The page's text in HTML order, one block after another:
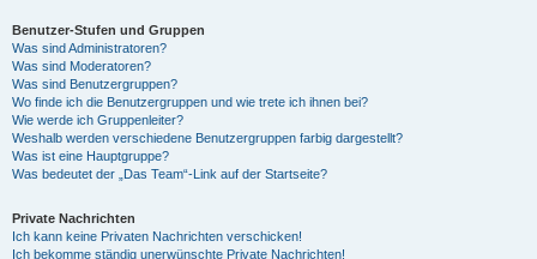
Benutzer-Stufen und Gruppen
Was sind Administratoren?
Was sind Moderatoren?
Was sind Benutzergruppen?
Wo finde ich die Benutzergruppen und wie trete ich ihnen bei?
Wie werde ich Gruppenleiter?
Weshalb werden verschiedene Benutzergruppen farbig dargestellt?
Was ist eine Hauptgruppe?
Was bedeutet der „Das Team“-Link auf der Startseite?
Private Nachrichten
Ich kann keine Privaten Nachrichten verschicken!
Ich bekomme ständig unerwünschte Private Nachrichten!